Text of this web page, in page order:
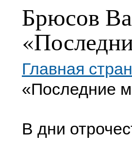
Брюсов
Главная
«Последние
В дни